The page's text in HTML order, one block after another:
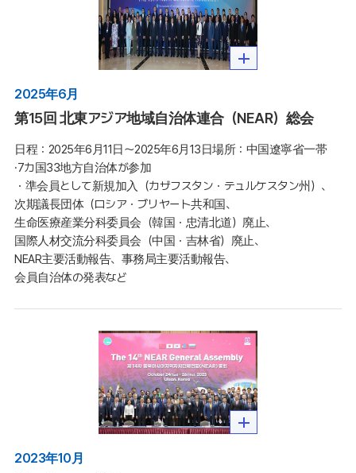
2025年6月
第15回 北東アジア地域自治体連合（NEAR）総会
日程：2025年6月11日～2025年6月13日場所：中国遼寧省一帯
·7カ国33地方自治体が参加
・準会員として新規加入（カザフスタン・テュルケスタン州）、
次期議長団体（ロシア・ブリヤート共和国、
生命医療産業分科委員会（韓国・忠清北道）廃止、
国際人材交流分科委員会（中国・吉林省）廃止、
NEAR主要活動報告、事務局主要活動報告、
会員自治体の発表など
2023年10月